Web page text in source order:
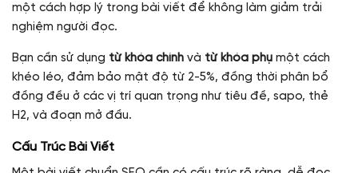
một cách hợp lý trong bài viết để không làm giảm trải
nghiệm người đọc.
Bạn cần sử dụng từ khóa chính và từ khóa phụ một cách
khéo léo, đảm bảo mật độ từ 2-5%, đồng thời phân bổ
đồng đều ở các vị trí quan trọng như tiêu đề, sapo, thẻ
H2, và đoạn mở đầu.
Cấu Trúc Bài Viết